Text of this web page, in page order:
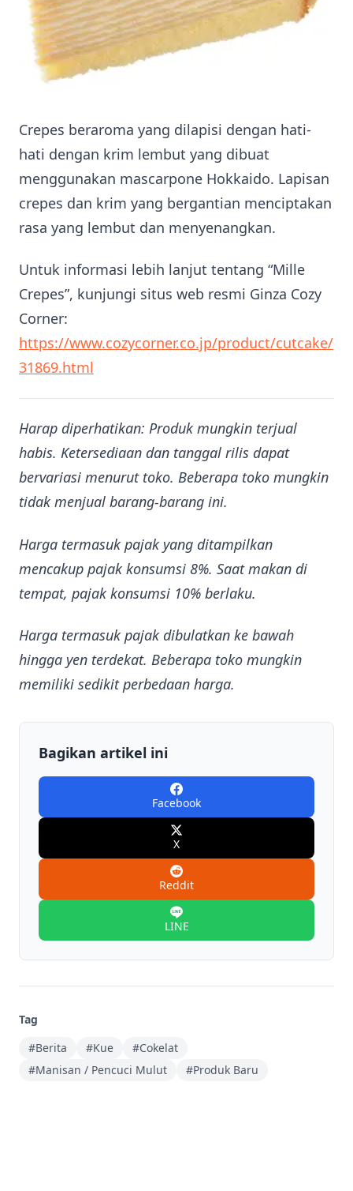
Crepes beraroma yang dilapisi dengan hati-
hati dengan krim lembut yang dibuat
menggunakan mascarpone Hokkaido. Lapisan
crepes dan krim yang bergantian menciptakan
rasa yang lembut dan menyenangkan.
Untuk informasi lebih lanjut tentang “Mille
Crepes”, kunjungi situs web resmi Ginza Cozy
Corner:
https://www.cozycorner.co.jp/product/cutcake/
31869.html
Harap diperhatikan: Produk mungkin terjual
habis. Ketersediaan dan tanggal rilis dapat
bervariasi menurut toko. Beberapa toko mungkin
tidak menjual barang-barang ini.
Harga termasuk pajak yang ditampilkan
mencakup pajak konsumsi 8%. Saat makan di
tempat, pajak konsumsi 10% berlaku.
Harga termasuk pajak dibulatkan ke bawah
hingga yen terdekat. Beberapa toko mungkin
memiliki sedikit perbedaan harga.
Bagikan artikel ini
Facebook
X
Reddit
LINE
Tag
#Berita
#Kue
#Cokelat
#Manisan / Pencuci Mulut
#Produk Baru